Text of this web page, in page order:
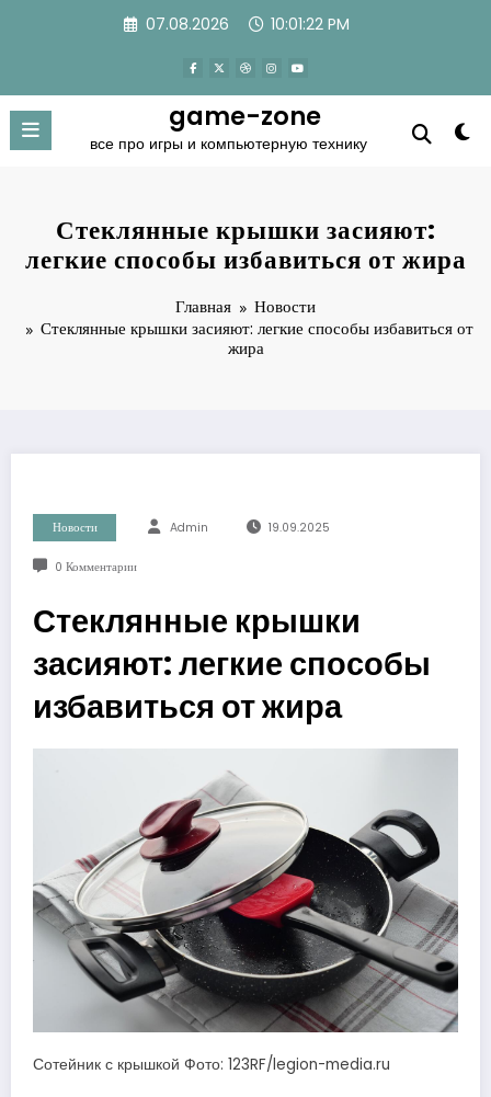
07.08.2026 10:01:22 PM
game-zone
все про игры и компьютерную технику
Стеклянные крышки засияют:
легкие способы избавиться от жира
Главная
Новости
Стеклянные крышки засияют: легкие способы избавиться от
жира
Новости Admin 19.09.2025
0 Комментарии
Стеклянные крышки
засияют: легкие способы
избавиться от жира
Сотейник с крышкой Фото: 123RF/legion-media.ru